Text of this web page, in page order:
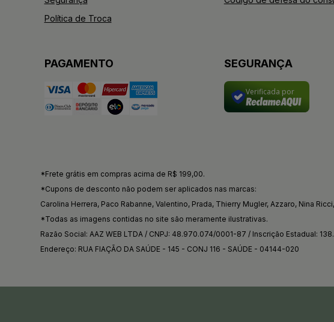
Política de Troca
PAGAMENTO SEGURANÇA
Verificada por
*Frete grátis em compras acima de R$ 199,00.
*Cupons de desconto não podem ser aplicados nas marcas:
Carolina Herrera, Paco Rabanne, Valentino, Prada, Thierry Mugler, Azzaro, Nina
*Todas as imagens contidas no site são meramente ilustrativas.
Razão Social: AAZ WEB LTDA / CNPJ: 48.970.074/0001-87 / Inscrição Estadual:
Endereço: RUA FIAÇÃO DA SAÚDE - 145 - CONJ 116 - SAÚDE - 04144-020